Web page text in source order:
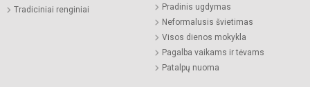
Tradiciniai renginiai
Pradinis ugdymas
Neformalusis švietimas
Visos dienos mokykla
Pagalba vaikams ir tėvams
Patalpų nuoma